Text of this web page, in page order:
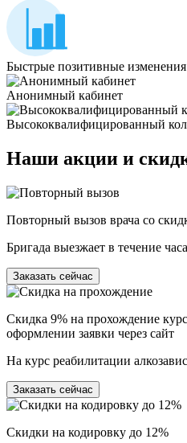
Быстрые позитивные
Анонимный кабинет
Высококвалифицированный
Наши акции и
Повторный вызов врача со
Бригада выезжает в течение
Заказать сейчас
Скидка 9% на прохождение
оформлении заявки через сайт
На курс реабилитации
Заказать сейчас
Скидки на кодировку до 12%